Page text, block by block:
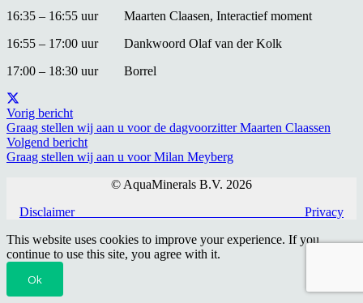
16:35 – 16:55 uur Maarten Claasen, Interactief moment
16:55 – 17:00 uur Dankwoord Olaf van der Kolk
17:00 – 18:30 uur Borrel
Vorig bericht
Graag stellen wij aan u voor de dagvoorzitter Maarten Claassen
Volgend bericht
Graag stellen wij aan u voor Milan Meyberg
© AquaMinerals B.V. 2026
Disclaimer Privacy
This website uses cookies to improve your experience. If you
continue to use this site, you agree with it.
Ok